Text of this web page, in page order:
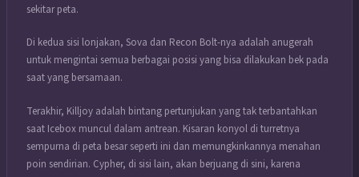
sekitar peta.
Di kedua sisi lonjakan, Sova dan Recon Bolt-nya adalah anugerah
untuk mengintai semua berbagai posisi yang bisa dilakukan bek pada
saat yang bersamaan.
Terakhir, Killjoy adalah bintang pertunjukan yang tak terbantahkan
saat Icebox muncul dalam antrean. Kisaran konyol di turretnya
sempurna di peta besar seperti ini dan memungkinkannya menahan
poin sendirian. Cypher, di sisi lain, akan berjuang di sini, karena